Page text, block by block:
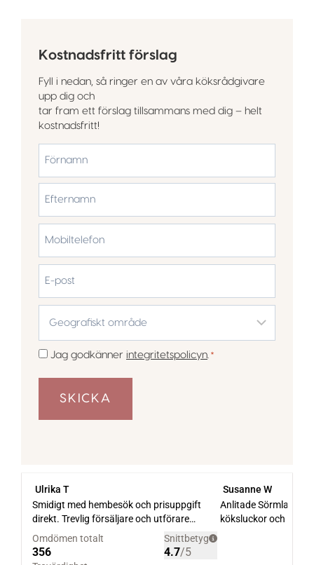
Kostnadsfritt förslag
Fyll i nedan, så ringer en av våra köksrådgivare
upp dig och
tar fram ett förslag tillsammans med dig – helt
kostnadsfritt!
Efternamn
post
område
Samtycke
Jag godkänner integritetspolicyn. *